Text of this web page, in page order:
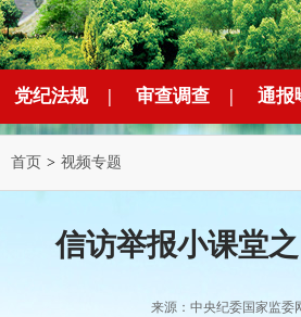
党纪法规 | 审查调查 | 通报
首页 > 视频专题
信访举报小课堂
来源：中央纪委国家监